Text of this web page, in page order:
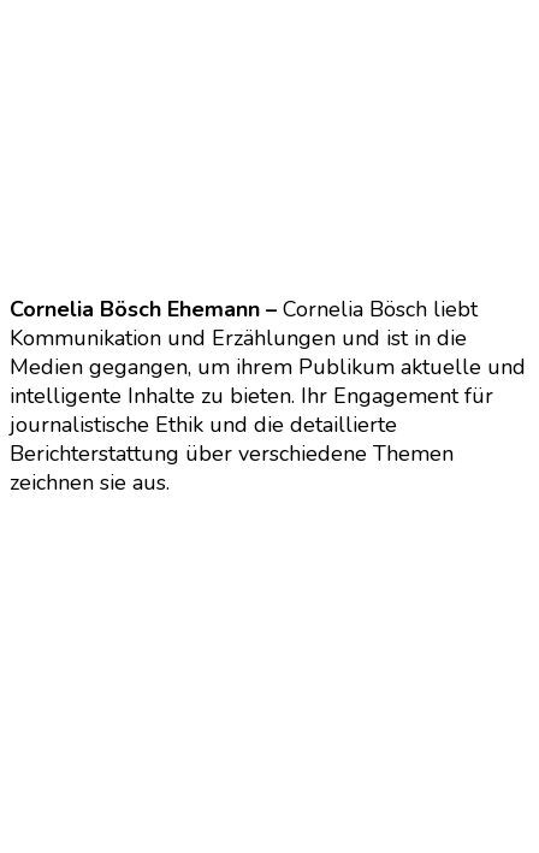
Cornelia Bösch Ehemann – Cornelia Bösch liebt
Kommunikation und Erzählungen und ist in die
Medien gegangen, um ihrem Publikum aktuelle und
intelligente Inhalte zu bieten. Ihr Engagement für
journalistische Ethik und die detaillierte
Berichterstattung über verschiedene Themen
zeichnen sie aus.